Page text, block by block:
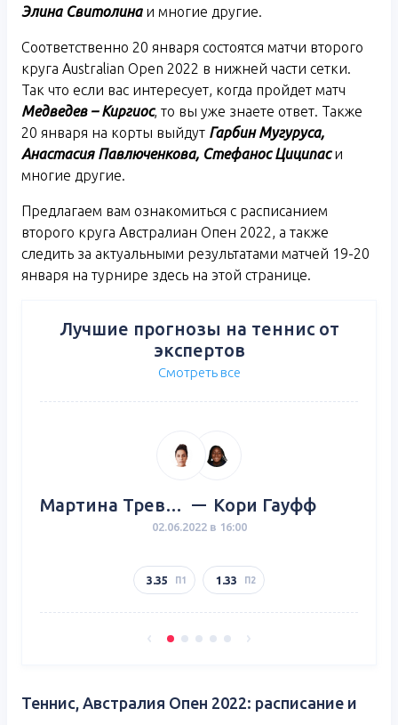
Элина Свитолинаи многие другие.
Соответственно 20 января состоятся матчи второго
круга Australian Open 2022 в нижней части сетки.
Так что если вас интересует, когда пройдет матч
Медведев – Киргиос, то вы уже знаете ответ. Также
20 января на корты выйдут Гарбин Мугуруса,
Анастасия Павлюченкова, Стефанос Циципаси
многие другие.
Предлагаем вам ознакомиться с расписанием
второго круга Австралиан Опен 2022, а также
следить за актуальными результатами матчей 19-20
января на турнире здесь на этой странице.
Лучшие прогнозы на теннис от
экспертов
Смотреть все
Мартина Тревизан Кори Гауфф
02.06.2022 в 16:00
П1
3.35 П2
1.33
Теннис, Австралия Опен 2022: расписание и